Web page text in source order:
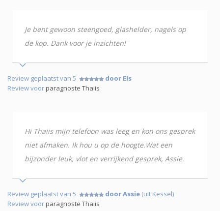
Je bent gewoon steengoed, glashelder, nagels op
de kop. Dank voor je inzichten!
Review geplaatst van 5
door Els
Review voorparagnoste Thaiis
Hi Thaiis mijn telefoon was leeg en kon ons gesprek
niet afmaken. Ik hou u op de hoogte.Wat een
bijzonder leuk, vlot en verrijkend gesprek, Assie.
Review geplaatst van 5 door Assie (uit Kessel)
Review voorparagnoste Thaiis